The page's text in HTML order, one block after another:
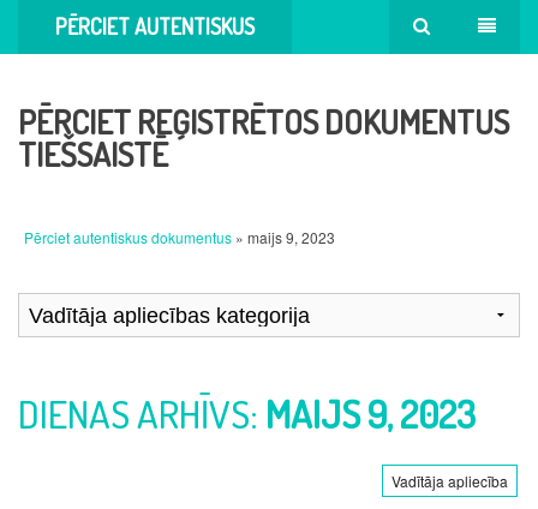
PĒRCIET AUTENTISKUS
PĒRCIET REĢISTRĒTOS DOKUMENTUS
TIEŠSAISTĒ
Pērciet autentiskus dokumentus » maijs 9, 2023
DIENAS ARHĪVS: MAIJS 9, 2023
Vadītāja apliecība